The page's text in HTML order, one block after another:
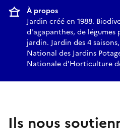
À propos
Jardin créé en 1988.
d'agapanthes, de légumes
jardin. Jardin des 4
National des Jardins
Nationale d'Horticulture
Ils nous